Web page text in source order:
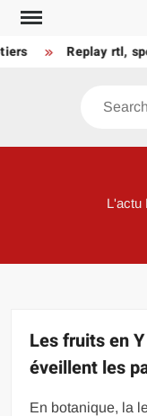
Skip
contentReplay rtl,
Search
L'actu
Les fruits en
éveillent les
En botanique, la